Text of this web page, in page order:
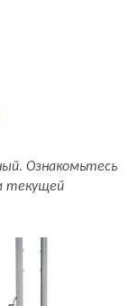
Ознакомьтесь
текущей